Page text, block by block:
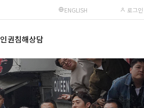
ENGLISH 로그인
인권침해상담